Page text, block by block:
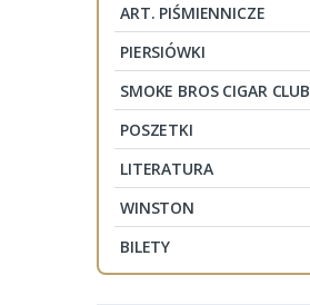
ART. PIŚMIENNICZE
PIERSIÓWKI
SMOKE BROS CIGAR CLUB
POSZETKI
LITERATURA
WINSTON
BILETY